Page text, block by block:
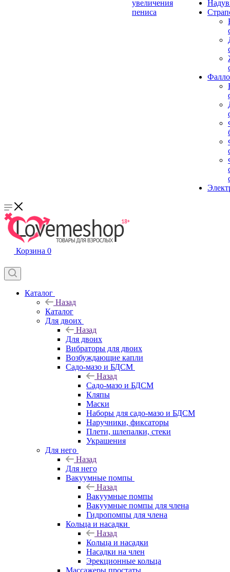
увеличения
пениса
Корзина 0
Каталог
Назад
Каталог
Для двоих
Назад
Для двоих
Вибраторы для двоих
Возбуждающие капли
Садо-мазо и БДСМ
Назад
Садо-мазо и БДСМ
Кляпы
Маски
Наборы для садо-мазо и БДСМ
Наручники, фиксаторы
Плети, шлепалки, стеки
Украшения
Для него
Назад
Для него
Вакуумные помпы
Назад
Вакуумные помпы
Вакуумные помпы для члена
Гидропомпы для члена
Кольца и насадки
Назад
Кольца и насадки
Насадки на член
Эрекционные кольца
Массажеры простаты